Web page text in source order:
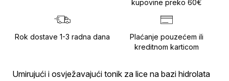
kupovine preko 60€
Rok dostave 1-3 radna dana
Plaćanje pouzećem ili
kreditnom karticom
Umirujući i osvježavajući tonik za lice na bazi hidrolata